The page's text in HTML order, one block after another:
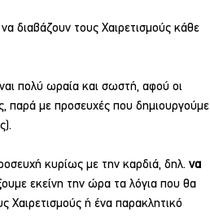
διαβάζουν τους Χαιρετισμούς κάθε
πολύ ωραία και σωστή, αφού οι
παρά με προσευχές που δημιουργούμε
κυρίως με την καρδιά, δηλ. να
εκείνη την ώρα τα λόγια που θα
Χαιρετισμούς ή ένα παρακλητικό